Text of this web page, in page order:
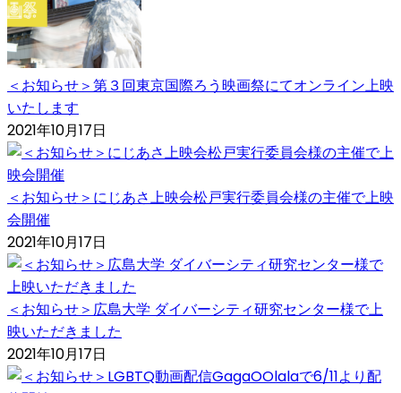
＜お知らせ＞第３回東京国際ろう映画祭にてオンライン上映
いたします
2021年10月17日
＜お知らせ＞にじあさ上映会松戸実行委員会様の主催で上映
会開催
2021年10月17日
＜お知らせ＞広島大学 ダイバーシティ研究センター様で上
映いただきました
2021年10月17日